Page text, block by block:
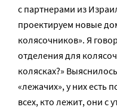
с партнерами из
проектируем новые
колясочников». Я
отделения для
колясках?»
«лежачих», у них есть
всех, кто лежит, они с